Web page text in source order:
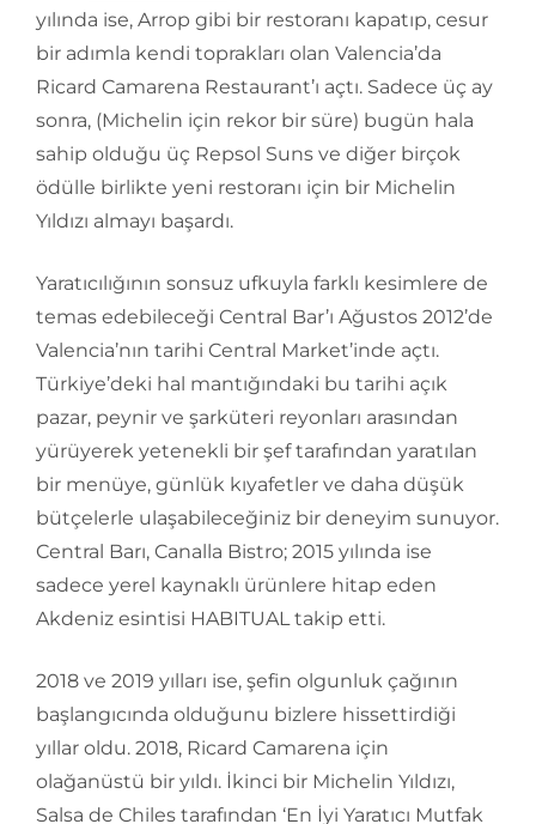
yılında ise, Arrop gibi bir restoranı kapatıp, cesur
bir adımla kendi toprakları olan Valencia’da
Ricard Camarena Restaurant’ı açtı. Sadece üç ay
sonra, (Michelin için rekor bir süre) bugün hala
sahip olduğu üç Repsol Suns ve diğer birçok
ödülle birlikte yeni restoranı için bir Michelin
Yıldızı almayı başardı.
Yaratıcılığının sonsuz ufkuyla farklı kesimlere de
temas edebileceği Central Bar’ı Ağustos 2012’de
Valencia’nın tarihi Central Market’inde açtı.
Türkiye’deki hal mantığındaki bu tarihi açık
pazar, peynir ve şarküteri reyonları arasından
yürüyerek yetenekli bir şef tarafından yaratılan
bir menüye, günlük kıyafetler ve daha düşük
bütçelerle ulaşabileceğiniz bir deneyim sunuyor.
Central Barı, Canalla Bistro; 2015 yılında ise
sadece yerel kaynaklı ürünlere hitap eden
Akdeniz esintisi HABITUAL takip etti.
2018 ve 2019 yılları ise, şefin olgunluk çağının
başlangıcında olduğunu bizlere hissettirdiği
yıllar oldu. 2018, Ricard Camarena için
olağanüstü bir yıldı. İkinci bir Michelin Yıldızı,
Salsa de Chiles tarafından ‘En İyi Yaratıcı Mutfak